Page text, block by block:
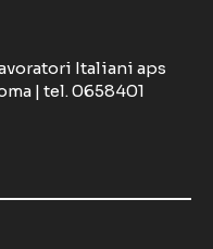
Italiani aps
| tel. 0658401